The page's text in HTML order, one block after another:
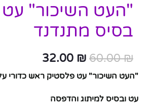
"העט השיכור"
בסיס מתנדנד
60.00₪
32.00 ₪
"העט השיכור" עט פלסטיק ראש כדורי
עט ובסיס למיתוג והדפסה